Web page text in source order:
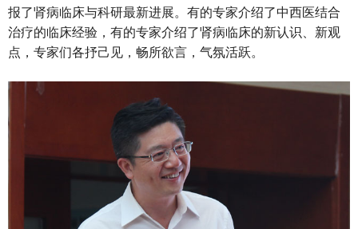
报了肾病临床与科研最新进展。有的专家介绍了中西医结合
治疗的临床经验，有的专家介绍了肾病临床的新认识、新观
点，专家们各抒己见，畅所欲言，气氛活跃。